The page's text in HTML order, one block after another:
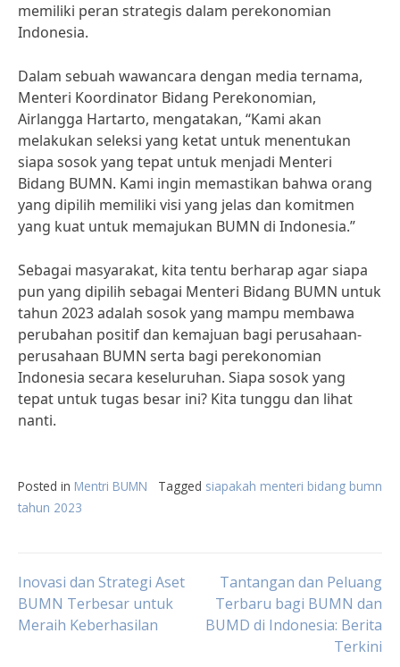
memiliki peran strategis dalam perekonomian
Indonesia.
Dalam sebuah wawancara dengan media ternama,
Menteri Koordinator Bidang Perekonomian,
Airlangga Hartarto, mengatakan, “Kami akan
melakukan seleksi yang ketat untuk menentukan
siapa sosok yang tepat untuk menjadi Menteri
Bidang BUMN. Kami ingin memastikan bahwa orang
yang dipilih memiliki visi yang jelas dan komitmen
yang kuat untuk memajukan BUMN di Indonesia.”
Sebagai masyarakat, kita tentu berharap agar siapa
pun yang dipilih sebagai Menteri Bidang BUMN untuk
tahun 2023 adalah sosok yang mampu membawa
perubahan positif dan kemajuan bagi perusahaan-
perusahaan BUMN serta bagi perekonomian
Indonesia secara keseluruhan. Siapa sosok yang
tepat untuk tugas besar ini? Kita tunggu dan lihat
nanti.
Posted in Mentri BUMN Tagged siapakah menteri bidang bumn
tahun 2023
Post
navigation
Inovasi dan Strategi Aset
BUMN Terbesar untuk
Meraih Keberhasilan
Tantangan dan Peluang
Terbaru bagi BUMN dan
BUMD di Indonesia: Berita
Terkini